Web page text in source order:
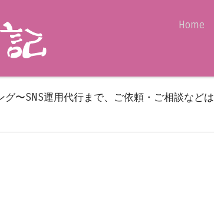
Home
〜SNS運用代行まで、ご依頼・ご相談などは